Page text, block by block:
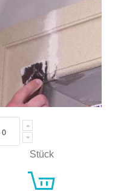
Stück